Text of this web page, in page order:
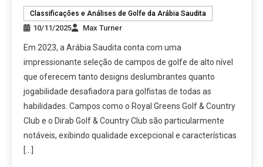
Classificações e Análises de Golfe da Arábia Saudita
10/11/2025 Max Turner
Em 2023, a Arábia Saudita conta com uma
impressionante seleção de campos de golfe de alto nível
que oferecem tanto designs deslumbrantes quanto
jogabilidade desafiadora para golfistas de todas as
habilidades. Campos como o Royal Greens Golf & Country
Club e o Dirab Golf & Country Club são particularmente
notáveis, exibindo qualidade excepcional e características
[…]